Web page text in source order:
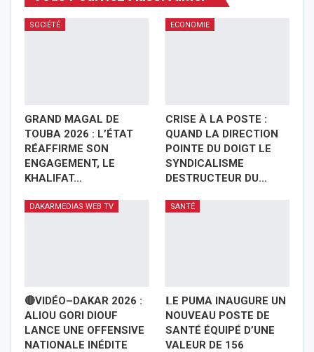
SOCIÉTÉ
GRAND MAGAL DE
TOUBA 2026 : L’ÉTAT
RÉAFFIRME SON
ENGAGEMENT, LE
KHALIFAT…
ECONOMIE
CRISE À LA POSTE :
QUAND LA DIRECTION
POINTE DU DOIGT LE
SYNDICALISME
DESTRUCTEUR DU…
DAKARMEDIAS WEB TV
🔴VIDÉO–DAKAR 2026 :
ALIOU GORI DIOUF
LANCE UNE OFFENSIVE
NATIONALE INÉDITE
SANTÉ
𝗟E PUMA INAUGURE UN
NOUVEAU POSTE DE
SANTÉ ÉQUIPÉ D’UNE
VALEUR DE 156